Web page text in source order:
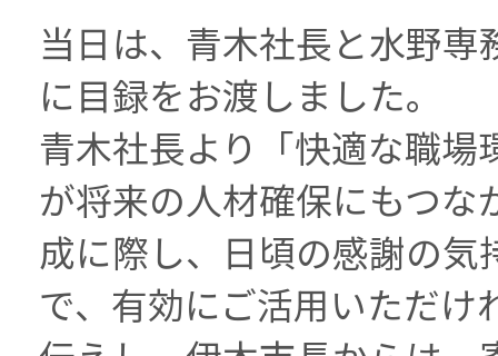
当日は、青木社長と水野
に目録をお渡しました。
青木社長より「快適な職
が将来の人材確保にもつな
成に際し、日頃の感謝の
で、有効にご活用いただ